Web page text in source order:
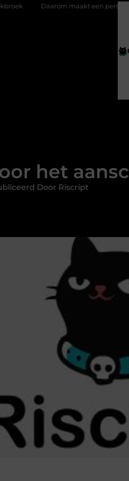
maakt een persoonlijke kaart ieder
het
Door Riscript